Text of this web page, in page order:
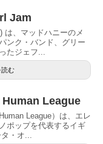
Jam
は、マッドハニーのメ
ンク・バンド、グリー
たジェフ...
む
Human League
League）は、エレ
ポップを代表するイギ
・オ...